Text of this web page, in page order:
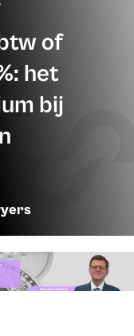
of
het
bij